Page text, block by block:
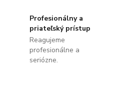
Profesionálny a
priateľský prístup
Reagujeme
profesionálne a
seriózne.